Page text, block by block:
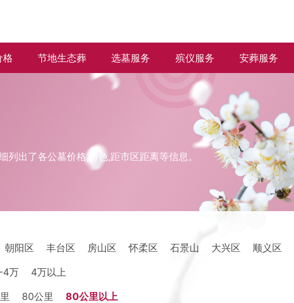
格 节地生态葬 选墓服务 殡仪服务 安葬服务
出了各公墓价格,特色,距市区距离等信息。
朝阳区 丰台区 房山区 怀柔区 石景山 大兴区 顺义区
4万
4万以上
80公里 80公里以上